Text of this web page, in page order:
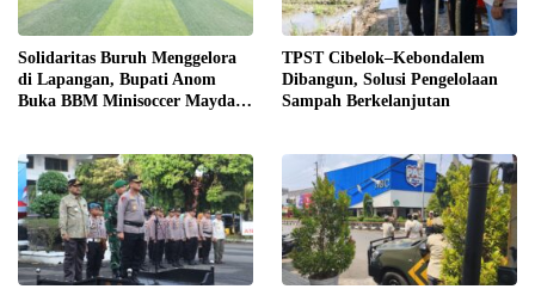
Solidaritas Buruh Menggelora
di Lapangan, Bupati Anom
Buka BBM Minisoccer Mayday
TPST Cibelok–Kebondalem
Dibangun, Solusi Pengelolaan
Sampah Berkelanjutan